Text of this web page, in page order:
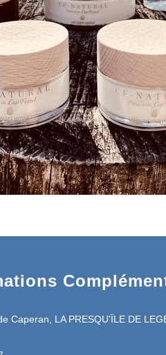
NEWSLETTER
Caperan, LA PRESQU'ÏLE DE